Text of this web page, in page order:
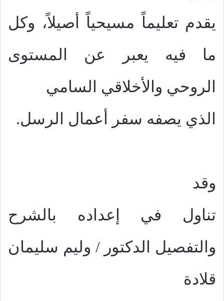
يقدم تعليماً مسيحياً أصيلاً، وكل
ما فيه يعبر عن المستوى
الروحي والأخلاقي السامي
الذي يصفه سفر أعمال الرسل.
وقد
تناول في إعداده بالشرح
والتفصيل الدكتور / وليم سليمان
قلادة